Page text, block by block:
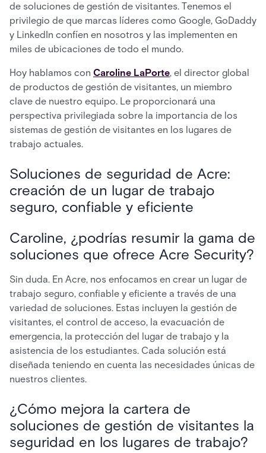
de soluciones de gestión de visitantes. Tenemos el
privilegio de que marcas líderes como Google, GoDaddy
y LinkedIn confíen en nosotros y las implementen en
miles de ubicaciones de todo el mundo.
Hoy hablamos con Caroline LaPorte, el director global
de productos de gestión de visitantes, un miembro
clave de nuestro equipo. Le proporcionará una
perspectiva privilegiada sobre la importancia de los
sistemas de gestión de visitantes en los lugares de
trabajo actuales.
Soluciones de seguridad de Acre:
creación de un lugar de trabajo
seguro, confiable y eficiente
Caroline, ¿podrías resumir la gama de
soluciones que ofrece Acre Security?
Sin duda. En Acre, nos enfocamos en crear un lugar de
trabajo seguro, confiable y eficiente a través de una
variedad de soluciones. Estas incluyen la gestión de
visitantes, el control de acceso, la evacuación de
emergencia, la protección del lugar de trabajo y la
asistencia de los estudiantes. Cada solución está
diseñada teniendo en cuenta las necesidades únicas de
nuestros clientes.
¿Cómo mejora la cartera de
soluciones de gestión de visitantes la
seguridad en los lugares de trabajo?